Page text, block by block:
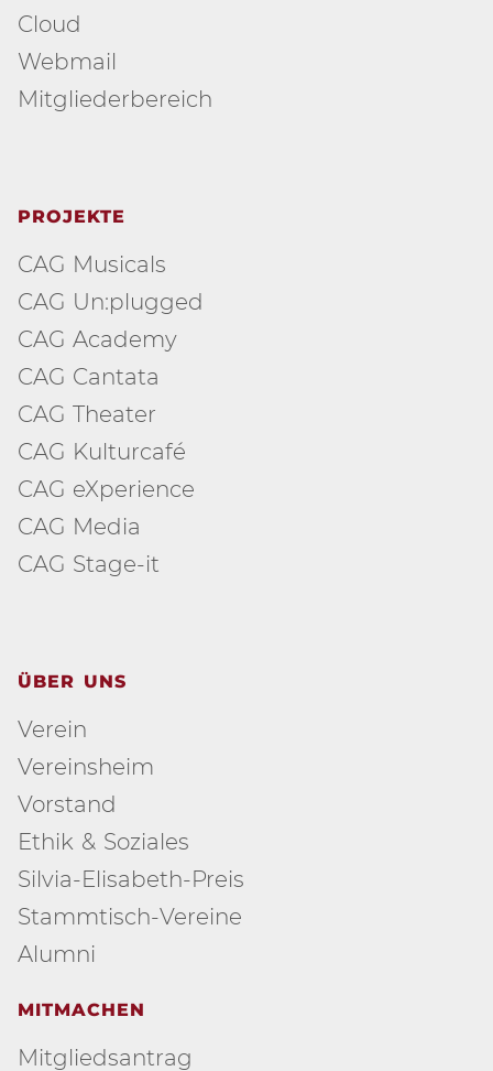
Cloud
Webmail
Mitgliederbereich
PROJEKTE
CAG Musicals
CAG Un:plugged
CAG Academy
CAG Cantata
CAG Theater
CAG Kulturcafé
CAG eXperience
CAG Media
CAG Stage-it
ÜBER UNS
Verein
Vereinsheim
Vorstand
Ethik & Soziales
Silvia-Elisabeth-Preis
Stammtisch-Vereine
Alumni
MITMACHEN
Mitgliedsantrag